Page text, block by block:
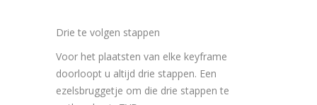
Drie te volgen stappen
Voor het plaatsten van elke keyframe
doorloopt u altijd drie stappen. Een
ezelsbruggetje om die drie stappen te